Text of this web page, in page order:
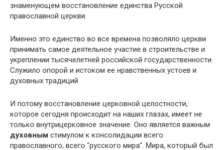
знаменующем восстановление единства Русской
православной церкви.
Именно это единство во все времена позволяло церкви
принимать самое деятельное участие в строительстве и
укреплении тысячелетней российской государственности.
Служило опорой и истоком ее нравственных устоев и
духовных традиций.
И потому восстановление церковной целостности,
которое сегодня происходит на наших глазах, имеет не
только внутрицерковное значение. Оно является важным
духовным стимулом к консолидации всего
православного, всего "русского мира". Мира, который был